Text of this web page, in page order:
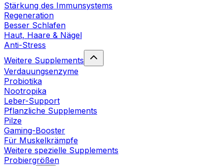
Stärkung des Immunsystems
Regeneration
Besser Schlafen
Haut, Haare & Nägel
Anti-Stress
Weitere Supplements
Verdauungsenzyme
Probiotika
Nootropika
Leber-Support
Pflanzliche Supplements
Pilze
Gaming-Booster
Für Muskelkrämpfe
Weitere spezielle Supplements
Probiergrößen